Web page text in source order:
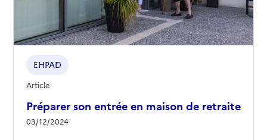
Préparer son entrée en maison de retraite
03/12/2024
EHPAD
Article